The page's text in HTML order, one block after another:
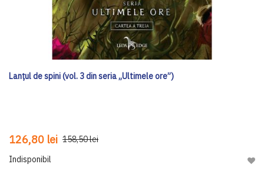
Lanțul de spini (vol. 3 din seria „Ultimele ore”)
126,80 lei 158,50 lei
Indisponibil